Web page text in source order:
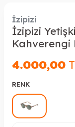
İzipizi
İzipizi
Kahverengi
4.000,00
RENK